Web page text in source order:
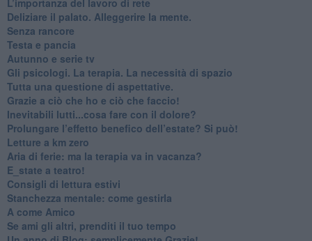
​Deliziare il palato. Alleggerire la mente.
​Senza rancore
​Testa e pancia
​Autunno e serie tv
​Gli psicologi. La terapia. La necessità di spazio
​Tutta una questione di aspettative.
​Grazie a ciò che ho e ciò che faccio!
​Inevitabili lutti...cosa fare con il dolore?
Prolungare l’effetto benefico dell’estate? Si può!
​Letture a km zero
​Aria di ferie: ma la terapia va in vacanza?
​E_state a teatro!
​Consigli di lettura estivi
​Stanchezza mentale: come gestirla
​A come Amico
​Se ami gli altri, prenditi il tuo tempo